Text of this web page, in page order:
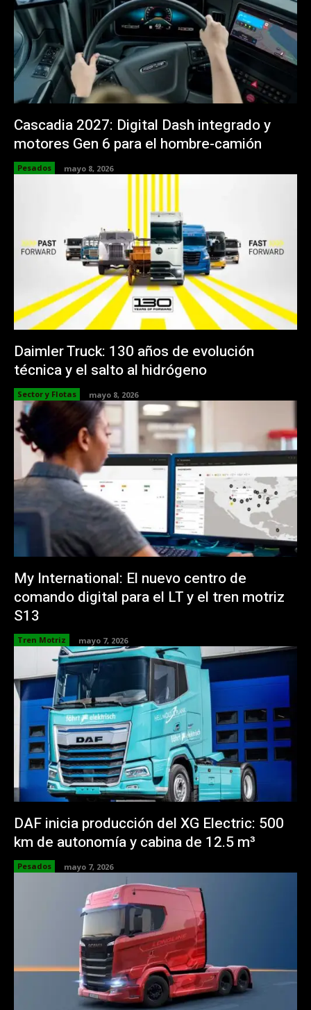
Cascadia 2027: Digital Dash integrado y
motores Gen 6 para el hombre-camión
Pesados mayo 8, 2026
Daimler Truck: 130 años de evolución
técnica y el salto al hidrógeno
Sector y Flotas mayo 8, 2026
My International: El nuevo centro de
comando digital para el LT y el tren motriz
S13
Tren Motriz mayo 7, 2026
DAF inicia producción del XG Electric: 500
km de autonomía y cabina de 12.5 m³
Pesados mayo 7, 2026